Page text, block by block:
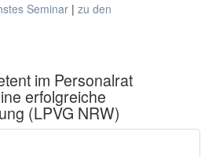
Seminar | zu den
im Personalrat 
erfolgreiche
(LPVG NRW)